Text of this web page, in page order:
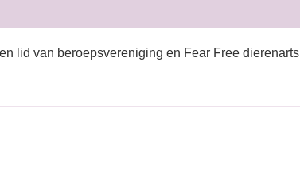
lid van beroepsvereniging en Fear Free dierenarts